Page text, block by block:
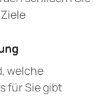
welche
für Sie gibt